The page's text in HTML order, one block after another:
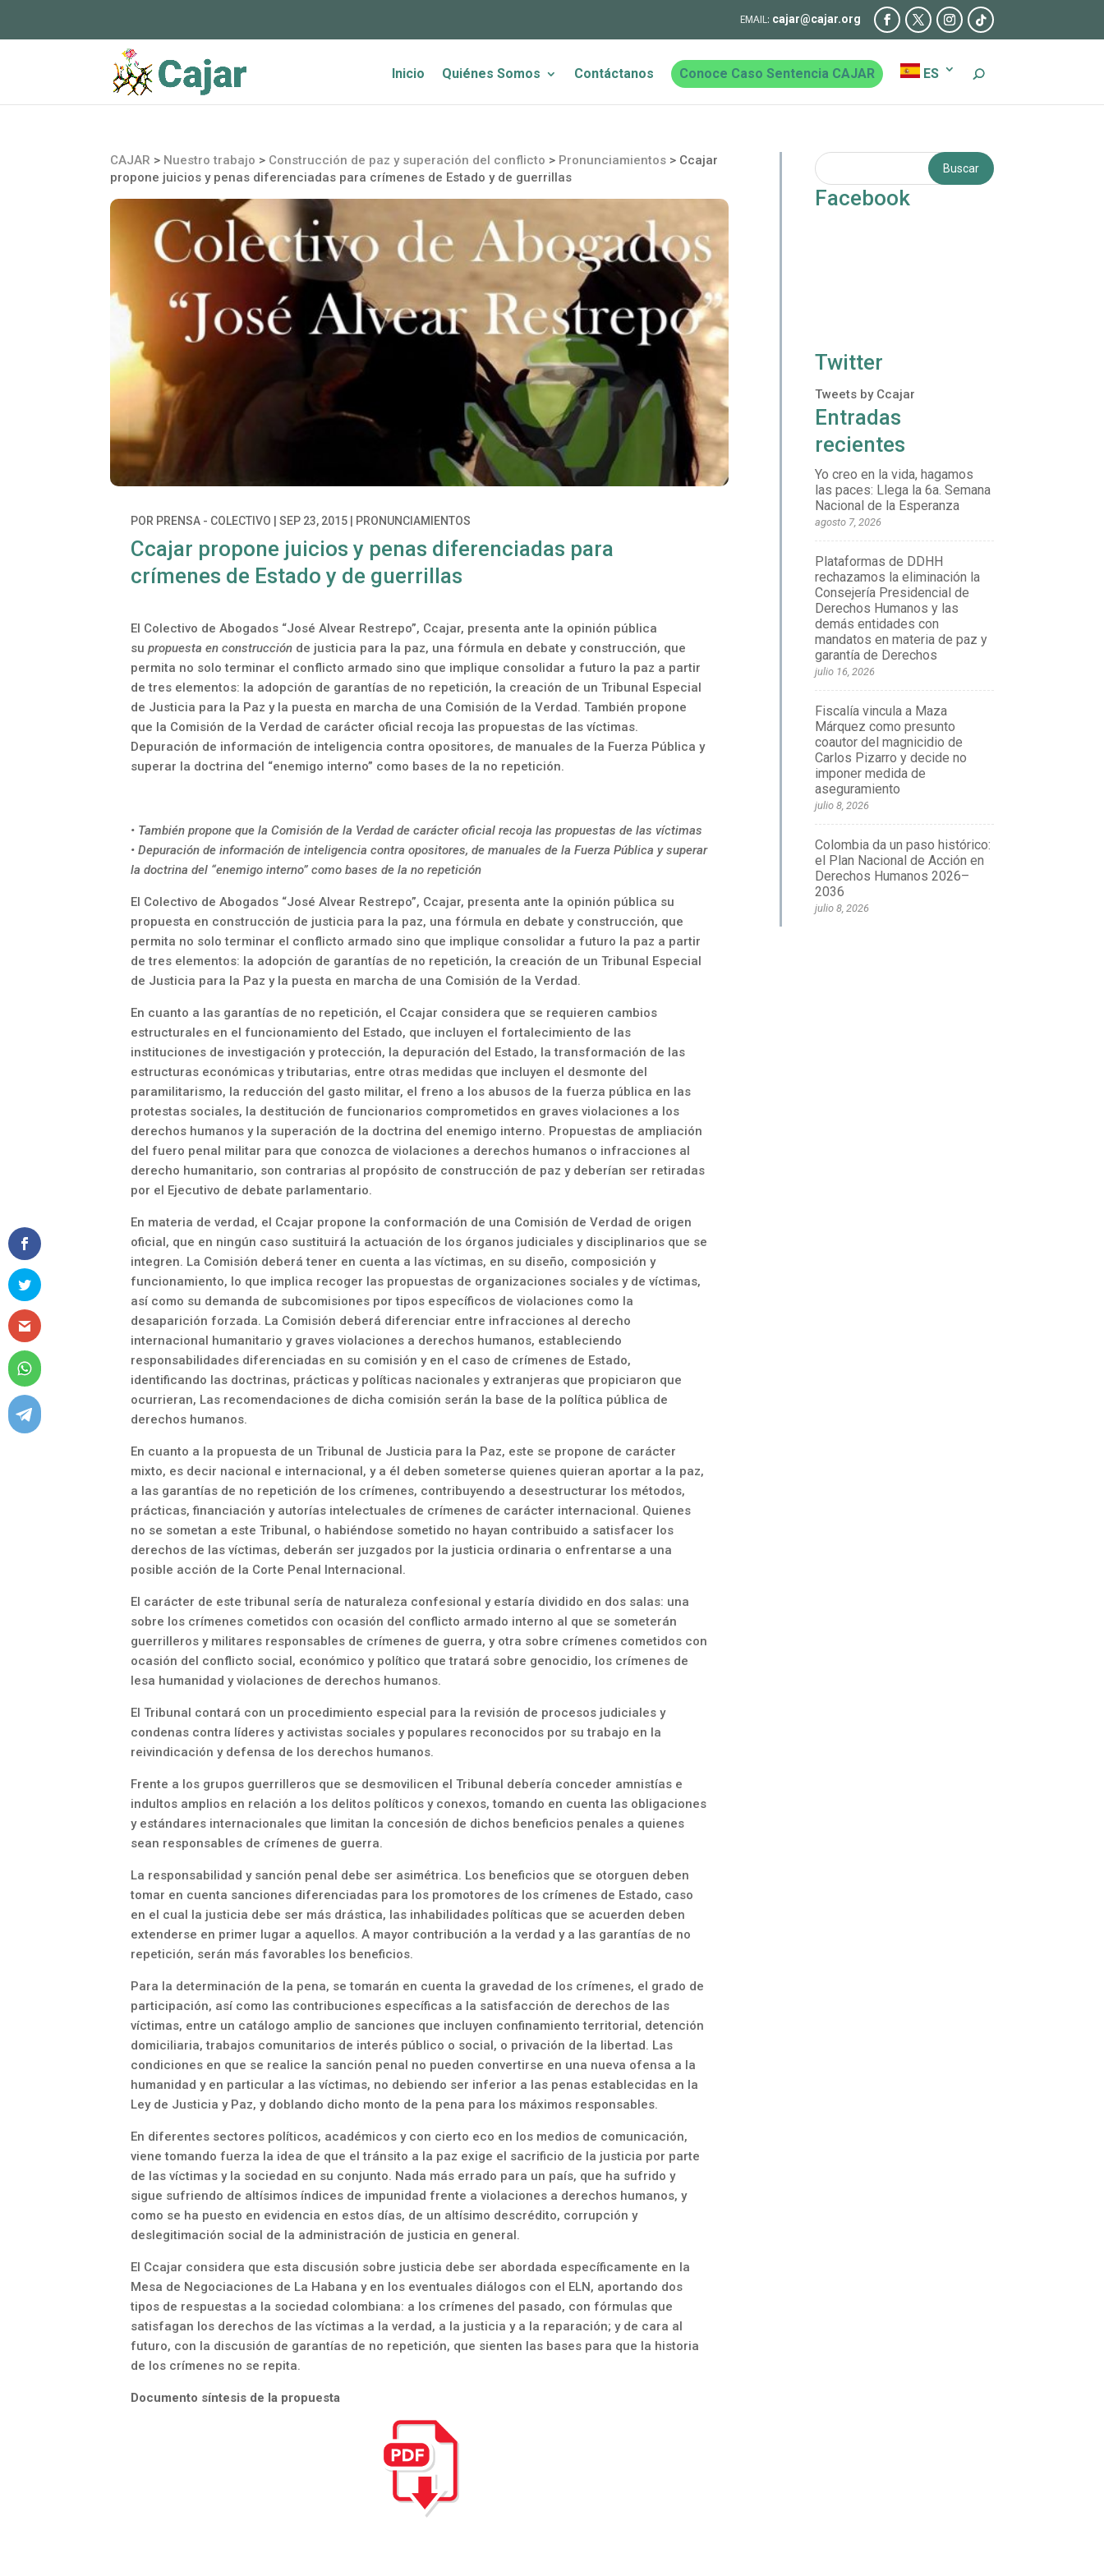
cajar@cajar.org
Inicio Quiénes Somos Contáctanos Conoce Caso Sentencia CAJAR ES
CAJAR > Nuestro trabajo > Construcción de paz y superación del conflicto > Pronunciamientos > Ccajar
propone juicios y penas diferenciadas para crímenes de Estado y de guerrillas
POR PRENSA - COLECTIVO |SEP 23, 2015 PRONUNCIAMIENTOS
Ccajar propone juicios y penas diferenciadas para
crímenes de Estado y de guerrillas
El Colectivo de Abogados “José Alvear Restrepo”, Ccajar, presenta ante la opinión pública
supropuesta en construcción de justicia para la paz, una fórmula en debate y construcción, que
permita no solo terminar el conflicto armado sino que implique consolidar a futuro la paz a partir
de tres elementos: la adopción de garantías de no repetición, la creación de un Tribunal Especial
de Justicia para la Paz y la puesta en marcha de una Comisión de la Verdad. También propone
que la Comisión de la Verdad de carácter oficial recoja las propuestas de las víctimas.
Depuración de información de inteligencia contra opositores, de manuales de la Fuerza Pública y
superar la doctrina del “enemigo interno” como bases de la no repetición.
• También propone que la Comisión de la Verdad de carácter oficial recoja las propuestas de las víctimas
• Depuración de información de inteligencia contra opositores, de manuales de la Fuerza Pública y superar
la doctrina del “enemigo interno” como bases de la no repetición
El Colectivo de Abogados “José Alvear Restrepo”, Ccajar, presenta ante la opinión pública su
propuesta en construcción de justicia para la paz, una fórmula en debate y construcción, que
permita no solo terminar el conflicto armado sino que implique consolidar a futuro la paz a partir
de tres elementos: la adopción de garantías de no repetición, la creación de un Tribunal Especial
de Justicia para la Paz y la puesta en marcha de una Comisión de la Verdad.
En cuanto a las garantías de no repetición, el Ccajar considera que se requieren cambios
estructurales en el funcionamiento del Estado, que incluyen el fortalecimiento de las
instituciones de investigación y protección, la depuración del Estado, la transformación de las
estructuras económicas y tributarias, entre otras medidas que incluyen el desmonte del
paramilitarismo, la reducción del gasto militar, el freno a los abusos de la fuerza pública en las
protestas sociales, la destitución de funcionarios comprometidos en graves violaciones a los
derechos humanos y la superación de la doctrina del enemigo interno. Propuestas de ampliación
del fuero penal militar para que conozca de violaciones a derechos humanos o infracciones al
derecho humanitario, son contrarias al propósito de construcción de paz y deberían ser retiradas
por el Ejecutivo de debate parlamentario.
En materia de verdad, el Ccajar propone la conformación de una Comisión de Verdad de origen
oficial, que en ningún caso sustituirá la actuación de los órganos judiciales y disciplinarios que se
integren. La Comisión deberá tener en cuenta a las víctimas, en su diseño, composición y
funcionamiento, lo que implica recoger las propuestas de organizaciones sociales y de víctimas,
así como su demanda de subcomisiones por tipos específicos de violaciones como la
desaparición forzada. La Comisión deberá diferenciar entre infracciones al derecho
internacional humanitario y graves violaciones a derechos humanos, estableciendo
responsabilidades diferenciadas en su comisión y en el caso de crímenes de Estado,
identificando las doctrinas, prácticas y políticas nacionales y extranjeras que propiciaron que
ocurrieran, Las recomendaciones de dicha comisión serán la base de la política pública de
derechos humanos.
En cuanto a la propuesta de un Tribunal de Justicia para la Paz, este se propone de carácter
mixto, es decir nacional e internacional, y a él deben someterse quienes quieran aportar a la paz,
a las garantías de no repetición de los crímenes, contribuyendo a desestructurar los métodos,
prácticas, financiación y autorías intelectuales de crímenes de carácter internacional. Quienes
no se sometan a este Tribunal, o habiéndose sometido no hayan contribuido a satisfacer los
derechos de las víctimas, deberán ser juzgados por la justicia ordinaria o enfrentarse a una
posible acción de la Corte Penal Internacional.
El carácter de este tribunal sería de naturaleza confesional y estaría dividido en dos salas: una
sobre los crímenes cometidos con ocasión del conflicto armado interno al que se someterán
guerrilleros y militares responsables de crímenes de guerra, y otra sobre crímenes cometidos con
ocasión del conflicto social, económico y político que tratará sobre genocidio, los crímenes de
lesa humanidad y violaciones de derechos humanos.
El Tribunal contará con un procedimiento especial para la revisión de procesos judiciales y
condenas contra líderes y activistas sociales y populares reconocidos por su trabajo en la
reivindicación y defensa de los derechos humanos.
Frente a los grupos guerrilleros que se desmovilicen el Tribunal debería conceder amnistías e
indultos amplios en relación a los delitos políticos y conexos, tomando en cuenta las obligaciones
y estándares internacionales que limitan la concesión de dichos beneficios penales a quienes
sean responsables de crímenes de guerra.
La responsabilidad y sanción penal debe ser asimétrica. Los beneficios que se otorguen deben
tomar en cuenta sanciones diferenciadas para los promotores de los crímenes de Estado, caso
en el cual la justicia debe ser más drástica, las inhabilidades políticas que se acuerden deben
extenderse en primer lugar a aquellos. A mayor contribución a la verdad y a las garantías de no
repetición, serán más favorables los beneficios.
Para la determinación de la pena, se tomarán en cuenta la gravedad de los crímenes, el grado de
participación, así como las contribuciones específicas a la satisfacción de derechos de las
víctimas, entre un catálogo amplio de sanciones que incluyen confinamiento territorial, detención
domiciliaria, trabajos comunitarios de interés público o social, o privación de la libertad. Las
condiciones en que se realice la sanción penal no pueden convertirse en una nueva ofensa a la
humanidad y en particular a las víctimas, no debiendo ser inferior a las penas establecidas en la
Ley de Justicia y Paz, y doblando dicho monto de la pena para los máximos responsables.
En diferentes sectores políticos, académicos y con cierto eco en los medios de comunicación,
viene tomando fuerza la idea de que el tránsito a la paz exige el sacrificio de la justicia por parte
de las víctimas y la sociedad en su conjunto. Nada más errado para un país, que ha sufrido y
sigue sufriendo de altísimos índices de impunidad frente a violaciones a derechos humanos, y
como se ha puesto en evidencia en estos días, de un altísimo descrédito, corrupción y
deslegitimación social de la administración de justicia en general.
El Ccajar considera que esta discusión sobre justicia debe ser abordada específicamente en la
Mesa de Negociaciones de La Habana y en los eventuales diálogos con el ELN, aportando dos
tipos de respuestas a la sociedad colombiana: a los crímenes del pasado, con fórmulas que
satisfagan los derechos de las víctimas a la verdad, a la justicia y a la reparación; y de cara al
futuro, con la discusión de garantías de no repetición, que sienten las bases para que la historia
de los crímenes no se repita.
Documento síntesis de la propuesta
Facebook
Twitter
Tweets by Ccajar
Entradas
recientes
Yo creo en la vida, hagamos
las paces: Llega la 6a. Semana
Nacional de la Esperanza
agosto 7, 2026
Plataformas de DDHH
rechazamos la eliminación la
Consejería Presidencial de
Derechos Humanos y las
demás entidades con
mandatos en materia de paz y
garantía de Derechos
julio 16, 2026
Fiscalía vincula a Maza
Márquez como presunto
coautor del magnicidio de
Carlos Pizarro y decide no
imponer medida de
aseguramiento
julio 8, 2026
Colombia da un paso histórico:
el Plan Nacional de Acción en
Derechos Humanos 2026–
2036
julio 8, 2026